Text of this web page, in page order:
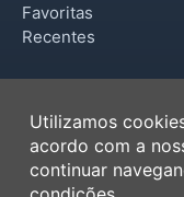
Favoritas
Recentes
Termos de Uso
Política de
Ferramentas
Utilizamos
acordo com a
continuar